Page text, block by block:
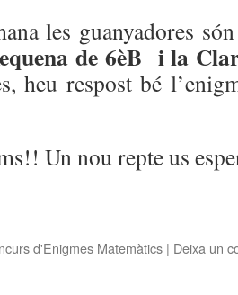
les guanyadores
de 6èB i la
heu respost bé
Un nou repte us
d'Enigmes Matemàtics | Deixa un